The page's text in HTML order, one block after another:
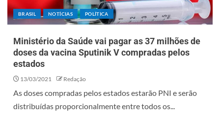
BRASIL NOTÍCIAS POLÍTICA
Ministério da Saúde vai pagar as 37 milhões de
doses da vacina Sputinik V compradas pelos
estados
13/03/2021 Redação
As doses compradas pelos estados estarão PNI e serão
distribuídas proporcionalmente entre todos os...